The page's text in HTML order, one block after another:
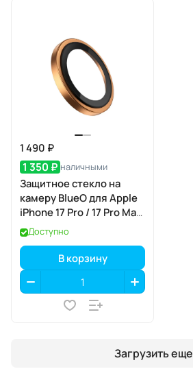
1 490 ₽
1 350 ₽ наличными
Защитное стекло на
камеру BlueO для Apple
iPhone 17 Pro / 17 Pro Max,
Aluminium, 3 шт., Orange
(оранжевый), с
аппликатором
Доступно
В корзину
Загрузить еще